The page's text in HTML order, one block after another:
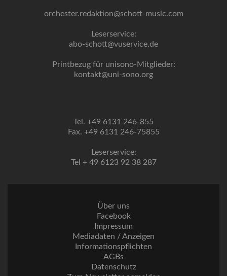
orchester.redaktion@schott-music.com
Leserservice:
abo-schott@vuservice.de
Printbezug für unisono-Mitglieder:
kontakt@uni-sono.org
Tel. +49 6131 246-855
Fax. +49 6131 246-75855
Leserservice:
Tel + 49 6123 92 38 287
Über uns
Facebook
Impressum
Mediadaten / Anzeigen
Informationspflichten
AGBs
Datenschutz